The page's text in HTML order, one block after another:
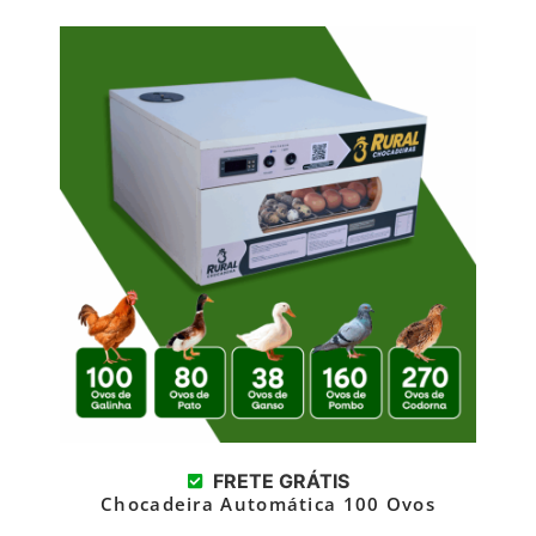
FRETE GRÁTIS
Chocadeira Automática 100 Ovos